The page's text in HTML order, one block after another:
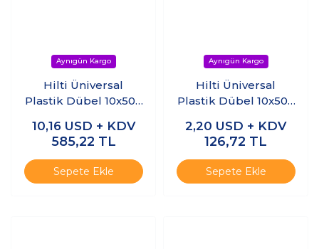
Hilti Üniversal
Plastik Dübel 10x50 -
10,16 USD + KDV
585,22 TL
Sepete Ekle
Hilti Üniversal
Plastik Dübel 10x50 -
2,20 USD + KDV
126,72 TL
Sepete Ekle